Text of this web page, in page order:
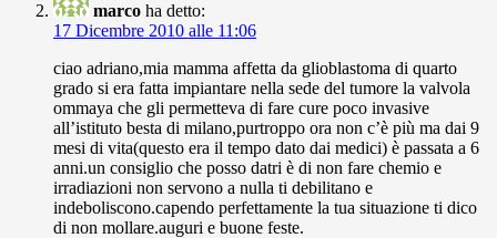
marco ha detto:
17 Dicembre 2010 alle 11:06
ciao adriano,mia mamma affetta da glioblastoma di quarto
grado si era fatta impiantare nella sede del tumore la valvola
ommaya che gli permetteva di fare cure poco invasive
all’istituto besta di milano,purtroppo ora non c’è più ma dai 9
mesi di vita(questo era il tempo dato dai medici) è passata a 6
anni.un consiglio che posso datri è di non fare chemio e
irradiazioni non servono a nulla ti debilitano e
indeboliscono.capendo perfettamente la tua situazione ti dico
di non mollare.auguri e buone feste.